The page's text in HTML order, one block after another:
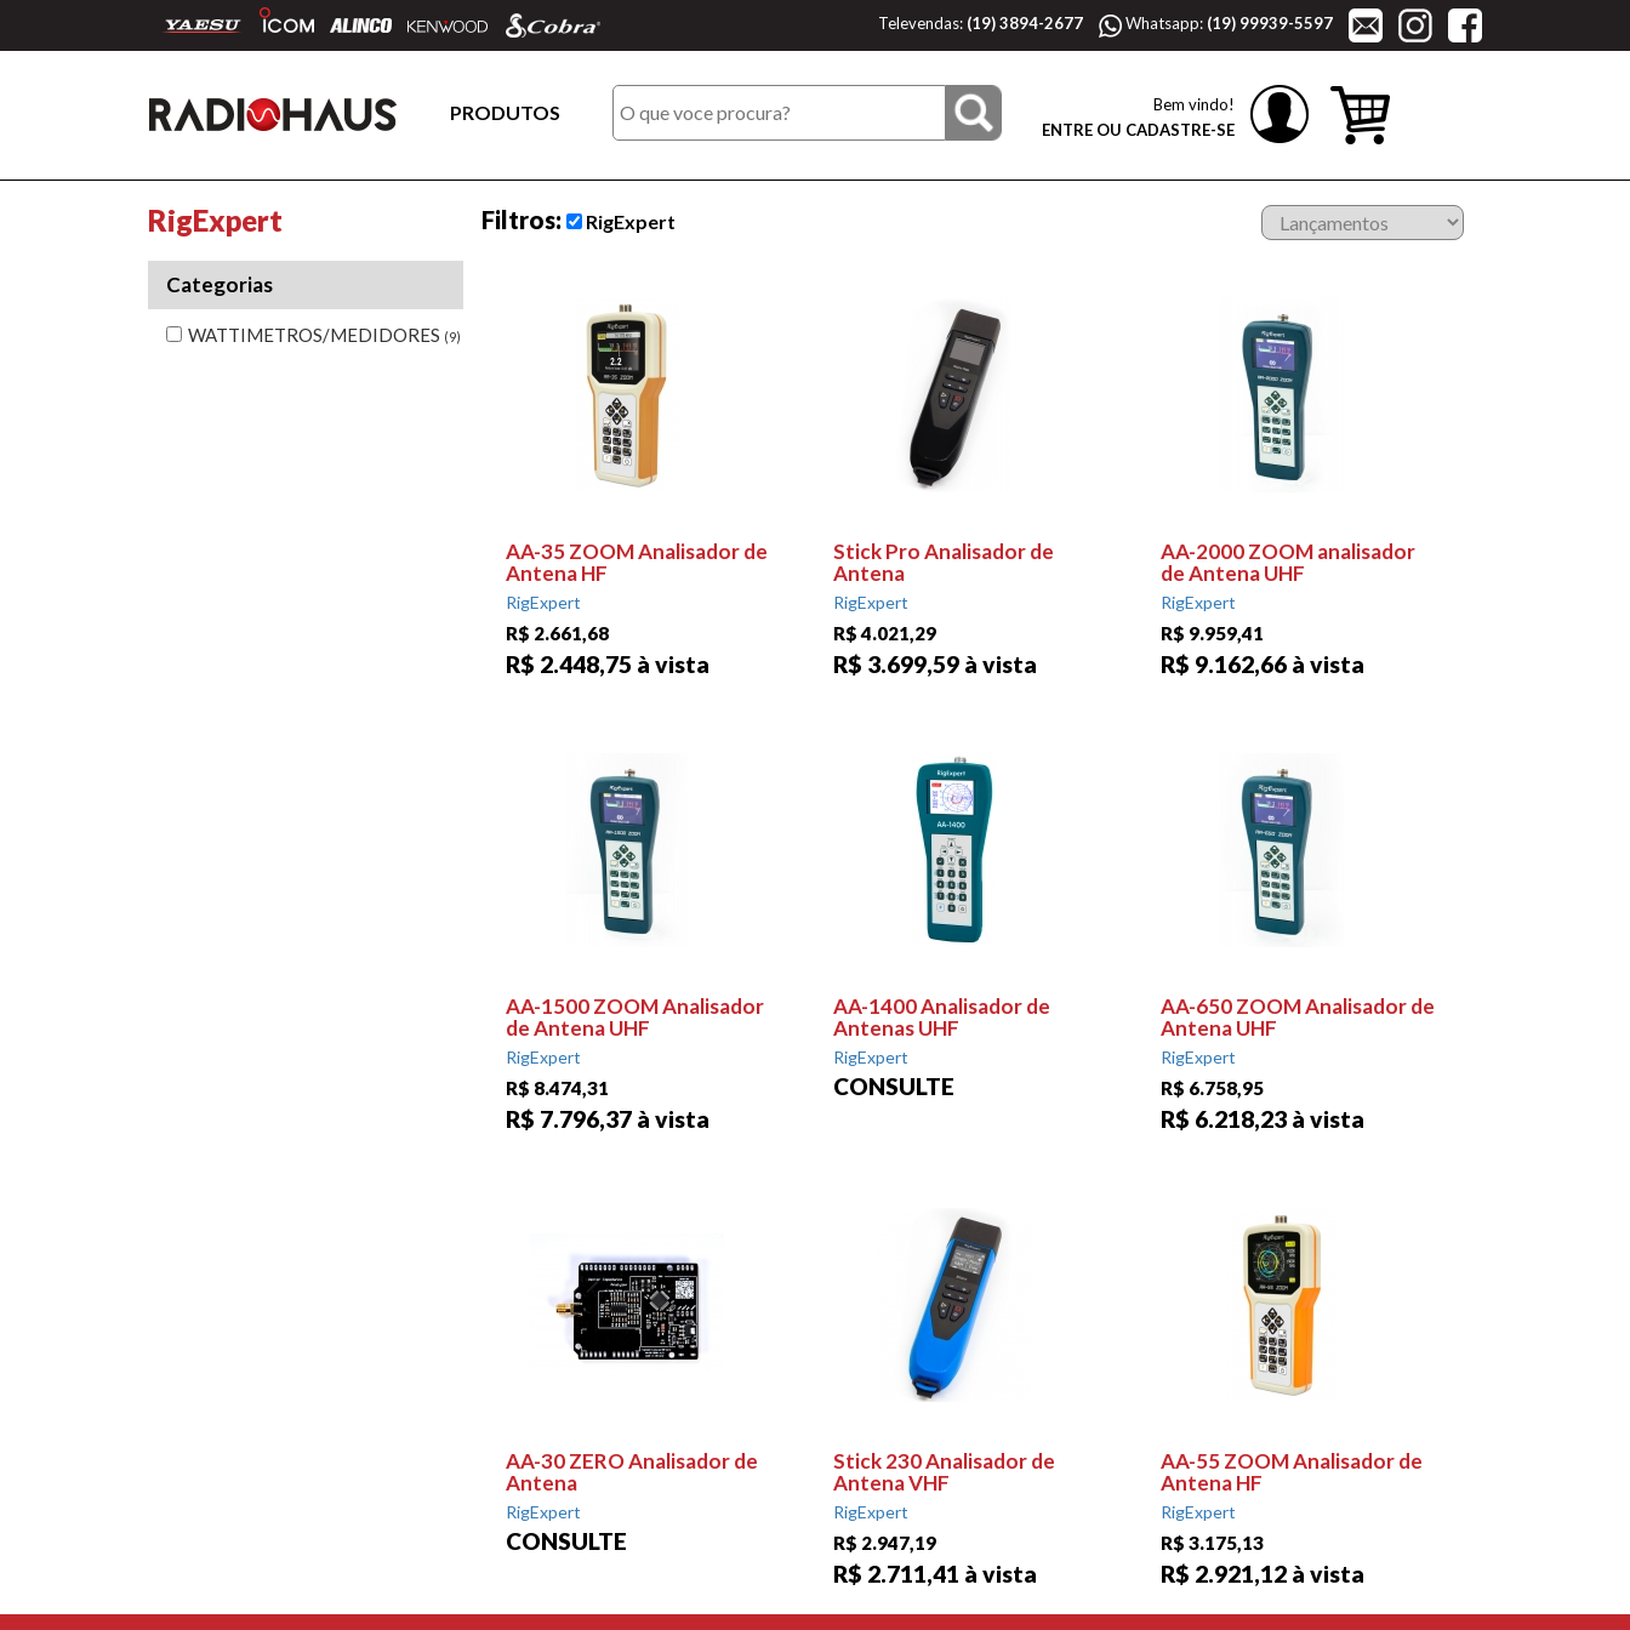
Televendas: (19) 3894-2677 Whatsapp: (19) 99939-5597
PRODUTOS
Bem vindo!
ENTRE OU CADASTRE-SE
RigExpert
Categorias
WATTIMETROS/MEDIDORES (9)
Filtros: RigExpert
AA-35 ZOOM Analisador de
Antena HF
RigExpert
R$ 2.661,68
R$ 2.448,75 à vista
Stick Pro Analisador de
Antena
RigExpert
R$ 4.021,29
R$ 3.699,59 à vista
AA-2000 ZOOM analisador
de Antena UHF
RigExpert
R$ 9.959,41
R$ 9.162,66 à vista
AA-1500 ZOOM Analisador
de Antena UHF
RigExpert
R$ 8.474,31
R$ 7.796,37 à vista
AA-1400 Analisador de
Antenas UHF
RigExpert
CONSULTE
AA-650 ZOOM Analisador de
Antena UHF
RigExpert
R$ 6.758,95
R$ 6.218,23 à vista
AA-30 ZERO Analisador de
Antena
RigExpert
CONSULTE
Stick 230 Analisador de
Antena VHF
RigExpert
R$ 2.947,19
R$ 2.711,41 à vista
AA-55 ZOOM Analisador de
Antena HF
RigExpert
R$ 3.175,13
R$ 2.921,12 à vista